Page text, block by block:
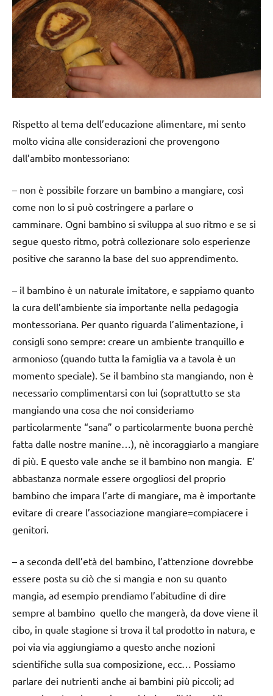
Rispetto al tema dell’educazione alimentare, mi sento
molto vicina alle considerazioni che provengono
dall’ambito montessoriano:
– non è possibile forzare un bambino a mangiare, così
come non lo si può costringere a parlare o
camminare. Ogni bambino si sviluppa al suo ritmo e se si
segue questo ritmo, potrà collezionare solo esperienze
positive che saranno la base del suo apprendimento.
– il bambino è un naturale imitatore, e sappiamo quanto
la cura dell’ambiente sia importante nella pedagogia
montessoriana. Per quanto riguarda l’alimentazione, i
consigli sono sempre: creare un ambiente tranquillo e
armonioso (quando tutta la famiglia va a tavola è un
momento speciale). Se il bambino sta mangiando, non è
necessario complimentarsi con lui (soprattutto se sta
mangiando una cosa che noi consideriamo
particolarmente “sana” o particolarmente buona perchè
fatta dalle nostre manine…), nè incoraggiarlo a mangiare
di più. E questo vale anche se il bambino non mangia. E’
abbastanza normale essere orgogliosi del proprio
bambino che impara l’arte di mangiare, ma è importante
evitare di creare l’associazione mangiare=compiacere i
genitori.
– a seconda dell’età del bambino, l’attenzione dovrebbe
essere posta su ciò che si mangia e non su quanto
mangia, ad esempio prendiamo l’abitudine di dire
sempre al bambino quello che mangerà, da dove viene il
cibo, in quale stagione si trova il tal prodotto in natura, e
poi via via aggiungiamo a questo anche nozioni
scientifiche sulla sua composizione, ecc… Possiamo
parlare dei nutrienti anche ai bambini più piccoli; ad